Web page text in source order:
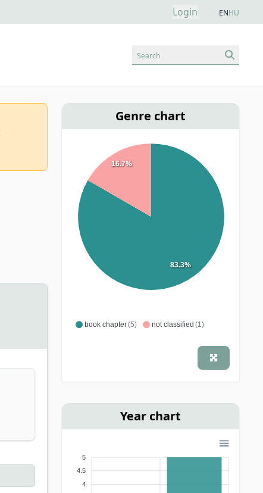
Login ENHU
Search
Genre chart
book chapter(5) not classified (1)
83.3%
16.7%
Year chart
5
4.5
4